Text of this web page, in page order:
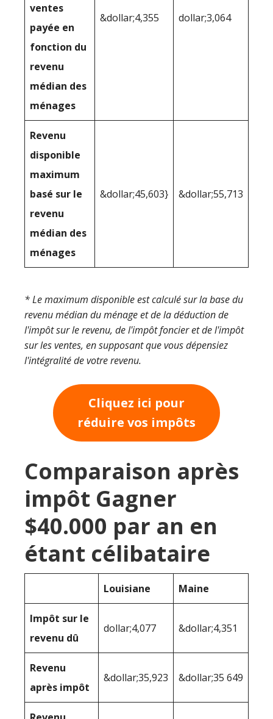
ventes
payée en
fonction du
revenu
médian des
ménages
&dollar;4,355 dollar;3,064
Revenu
disponible
maximum
basé sur le
revenu
médian des
ménages
&dollar;45,603} &dollar;55,713
* Le maximum disponible est calculé sur la base du
revenu médian du ménage et de la déduction de
l'impôt sur le revenu, de l'impôt foncier et de l'impôt
sur les ventes, en supposant que vous dépensiez
l'intégralité de votre revenu.
Cliquez ici pour
réduire vos impôts
Comparaison après
impôt Gagner
$40.000 par an en
étant célibataire
Louisiane Maine
Impôt sur le
revenu dû
dollar;4,077 &dollar;4,351
Revenu
après impôt
&dollar;35,923 &dollar;35 649